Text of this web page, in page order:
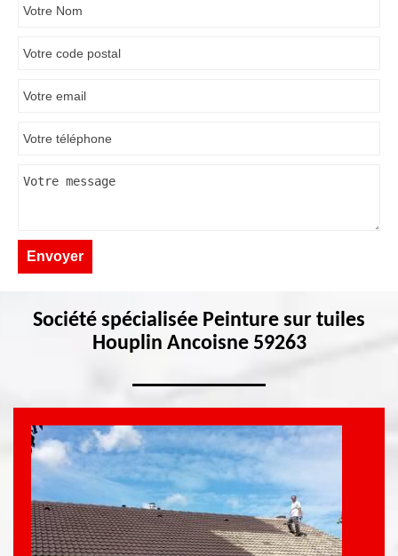
Société spécialisée Peinture sur tuiles
Houplin Ancoisne 59263